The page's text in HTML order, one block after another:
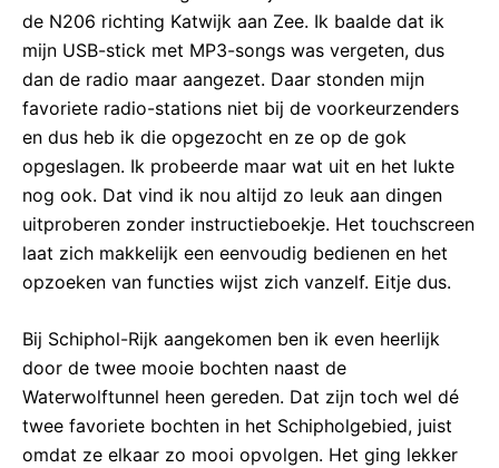
de N206 richting Katwijk aan Zee. Ik baalde dat ik
mijn USB-stick met MP3-songs was vergeten, dus
dan de radio maar aangezet. Daar stonden mijn
favoriete radio-stations niet bij de voorkeurzenders
en dus heb ik die opgezocht en ze op de gok
opgeslagen. Ik probeerde maar wat uit en het lukte
nog ook. Dat vind ik nou altijd zo leuk aan dingen
uitproberen zonder instructieboekje. Het touchscreen
laat zich makkelijk een eenvoudig bedienen en het
opzoeken van functies wijst zich vanzelf. Eitje dus.
Bij Schiphol-Rijk aangekomen ben ik even heerlijk
door de twee mooie bochten naast de
Waterwolftunnel heen gereden. Dat zijn toch wel dé
twee favoriete bochten in het Schipholgebied, juist
omdat ze elkaar zo mooi opvolgen. Het ging lekker